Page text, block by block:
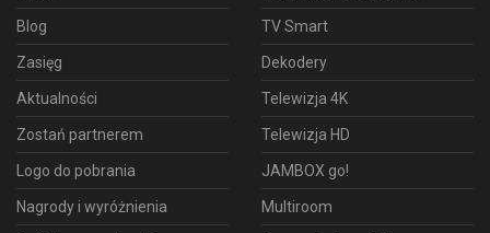
Blog
Zasięg
Aktualności
Zostań partnerem
Logo do pobrania
Nagrody i wyróżnienia
TV Smart
Dekodery
Telewizja 4K
Telewizja HD
JAMBOX go!
Multiroom